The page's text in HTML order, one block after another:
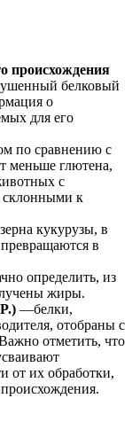
происхождения
белковый
о
для его
по сравнению с
меньше глютена,
с
склонными к
кукурузы, в
в
определить, из
жиры.
—белки,
отобраны с
отметить, что
от их обработки,